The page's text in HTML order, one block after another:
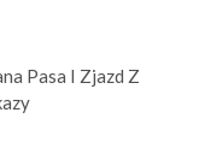
Pasa I Zjazd Z